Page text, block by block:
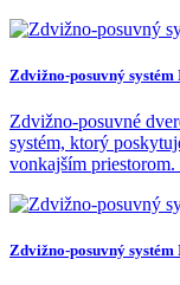
Zdvižno-posuvný
Zdvižno-posuvné
systém, ktorý
vonkajším priestorom.
Zdvižno-posuvný